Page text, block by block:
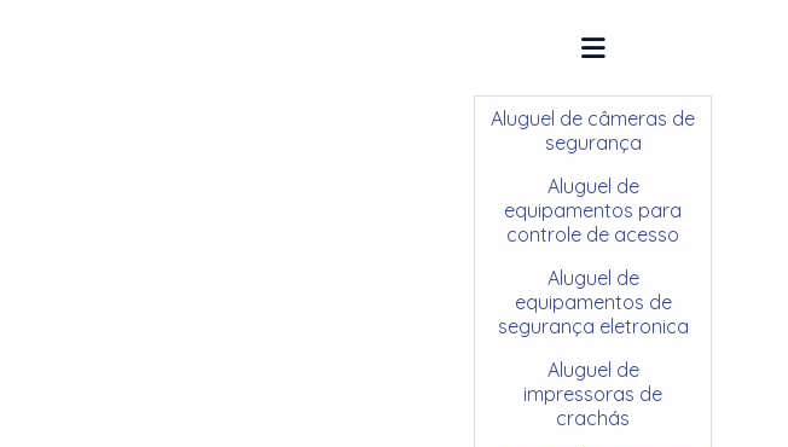
Aluguel de câmeras de
segurança
Aluguel de
equipamentos para
controle de acesso
Aluguel de
equipamentos de
segurança eletronica
Aluguel de
impressoras de
crachás